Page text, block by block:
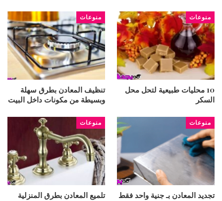
منوعات
10 محليات طبيعية لتحل محل
السكر
منوعات
تنظيف المعادن بطرق سهلة
وبسيطة من مكونات داخل البيت
منوعات
تجديد المعادن بـ جنية واحد فقط
منوعات
تلميع المعادن بطرق المنزلية